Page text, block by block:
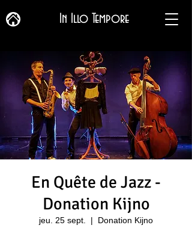
In Illo Tempore
En Quête de Jazz -
Donation Kijno
jeu. 25 sept.
  |
Donation Kijno